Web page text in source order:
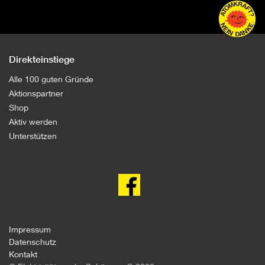
Direkteinstiege
Alle 100 guten Gründe
Aktionspartner
Shop
Aktiv werden
Unterstützen
Impressum
Datenschutz
Kontakt